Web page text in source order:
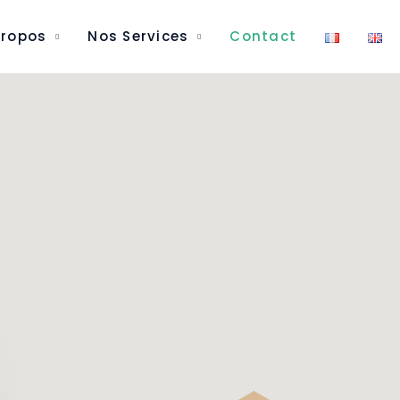
Nos Services Contact